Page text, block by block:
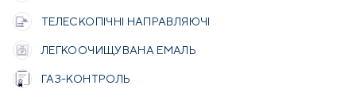
ТЕЛЕСКОПІЧНІ НАПРАВЛЯЮЧІ
ЛЕГКООЧИЩУВАНА ЕМАЛЬ
ГАЗ-КОНТРОЛЬ